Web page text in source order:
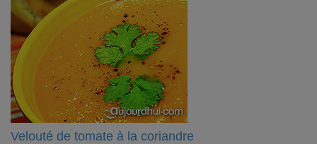
Velouté de tomate à la coriandre